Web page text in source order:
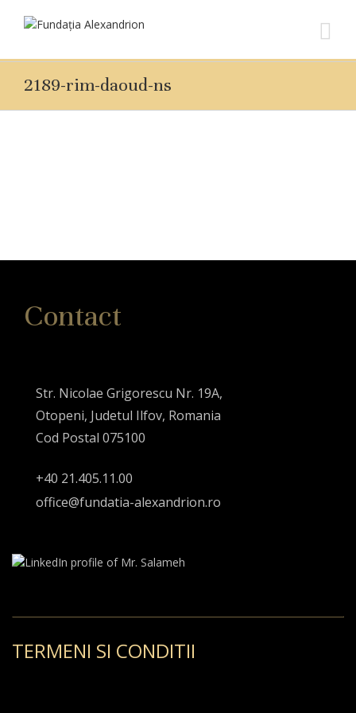
2189-rim-daoud-ns
Contact
Str. Nicolae Grigorescu Nr. 19A,
Otopeni, Judetul Ilfov, Romania
Cod Postal 075100
+40 21.405.11.00
office@fundatia-alexandrion.ro
TERMENI SI CONDITII